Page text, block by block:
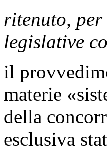
ritenuto, per
legislative
il
materie
della
esclusiva